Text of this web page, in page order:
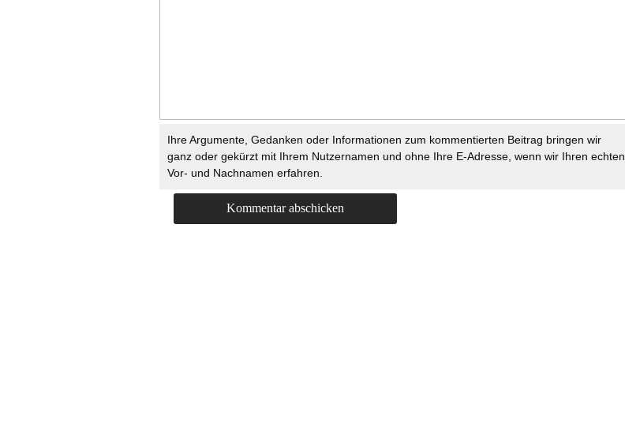
Ihre Argumente, Gedanken oder Informationen zum kommentierten Beitrag bringen wir
ganz oder gekürzt mit Ihrem Nutzernamen und ohne Ihre E-Adresse, wenn wir Ihren echten
Vor- und Nachnamen erfahren.